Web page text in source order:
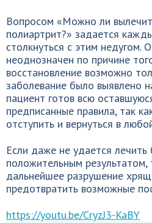
Вопросом «Можно ли
полиартрит?» задается
столкнуться с этим недугом.
неоднозначен по причине
восстановление возможно
заболевание было выявлено
пациент готов всю
предписанные правила, так
отступить и вернуться в
Если даже не удается
положительным
дальнейшее разрушение
предотвратить возможные
https://youtu.be/CryzJ3-KaBY